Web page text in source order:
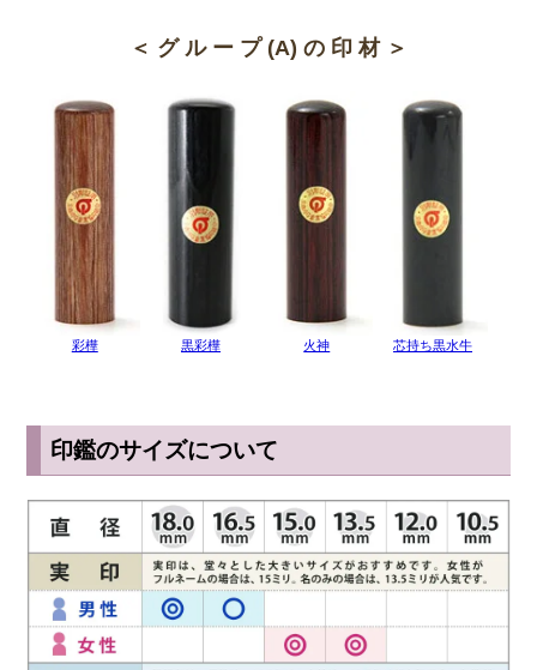
す。そのため切り出す部位によって品質や色柄にばらつきが出ること
る、安価である、そして明るい色味と美しい木目は男女問わず人気が
ありますが、女性の実印としても非常にオススメです。
◆ 彩樺(さいか)の欠点
他の印鑑素材と比べても良いことの方が多いように感じる彩樺です
が、唯一の欠点は知名度の低さでしょう。新素材のため、まだまだ彩
樺の名前すら知らない人の方が多いというのが現状です。安価なうえ
に実印用に選んでも申し分ないほどの印材であるにもかかわらず、知
名度が低いことでなかなか選ばれる機会が少ないようです。
高い印材を使いたいと思う人が多いのかもしれません。
◆ 彩樺(さいか)の保管・お手入れ方法
一般的に木製印鑑は乾燥や油分に弱いという特徴を持っています。
印鑑の使用後に朱肉がついたまま放置してしまうと、朱肉に含まれる
油分が染み込み印面が脆くなって欠けてしまうこともあります。実印
や銀行印が欠けてしまうと彫り直さなければならないため、印鑑の使
用後は朱肉をきれいに拭き取ってから専用の印鑑ケースに保管するよ
＜ グ ル ー プ (A) の 印 材 ＞
彩樺 黒彩樺 火神 芯持ち黒水牛
印鑑のサイズについて